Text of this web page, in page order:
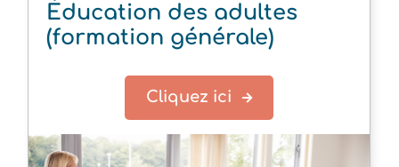
Éducation des adultes
(formation générale)
Cliquez ici